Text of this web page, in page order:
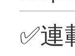
✅連